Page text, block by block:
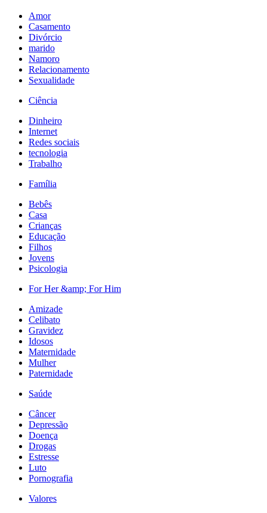
Amor
Casamento
Divórcio
marido
Namoro
Relacionamento
Sexualidade
Ciência
Dinheiro
Internet
Redes sociais
tecnologia
Trabalho
Família
Bebês
Casa
Crianças
Educação
Filhos
Jovens
Psicologia
For Her &amp; For Him
Amizade
Celibato
Gravidez
Idosos
Maternidade
Mulher
Paternidade
Saúde
Câncer
Depressão
Doença
Drogas
Estresse
Luto
Pornografia
Valores